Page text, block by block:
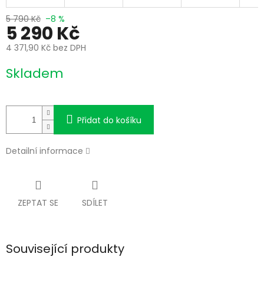
5 790 Kč –8 %
5 290 Kč
4 371,90 Kč bez DPH
cena:
Skladem
Přidat do košíku
Detailní informace
ZEPTAT SE SDÍLET
Související produkty